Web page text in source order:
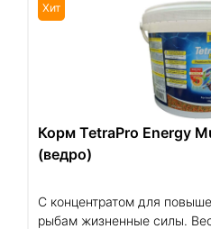
Хит
Корм TetraPro Energy
(ведро)
С концентратом для
рыбам жизненные силы.